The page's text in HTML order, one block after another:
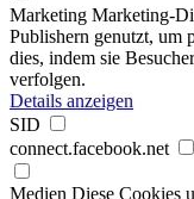
Marketing Marketing-
Publishern genutzt, um
dies, indem sie
verfolgen.
Details anzeigen
SID
connect.facebook.net
Medien Diese Cookies